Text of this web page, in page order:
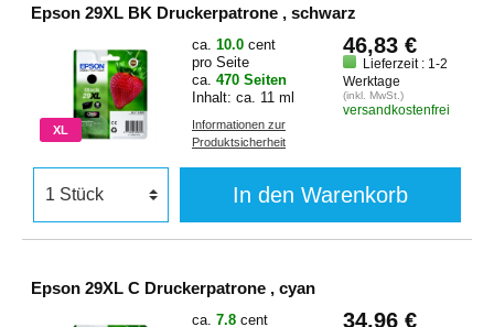
Epson 29XL BK Druckerpatrone , schwarz
XL
ca. 10.0 cent
pro Seite
ca. 470 Seiten
Inhalt: ca. 11 ml
Informationen zur
Produktsicherheit
46,83 €
Lieferzeit : 1-2
Werktage
(inkl. MwSt.)
versandkostenfrei
In den Warenkorb
Epson 29XL C Druckerpatrone , cyan
ca. 7.8 cent
34,96 €